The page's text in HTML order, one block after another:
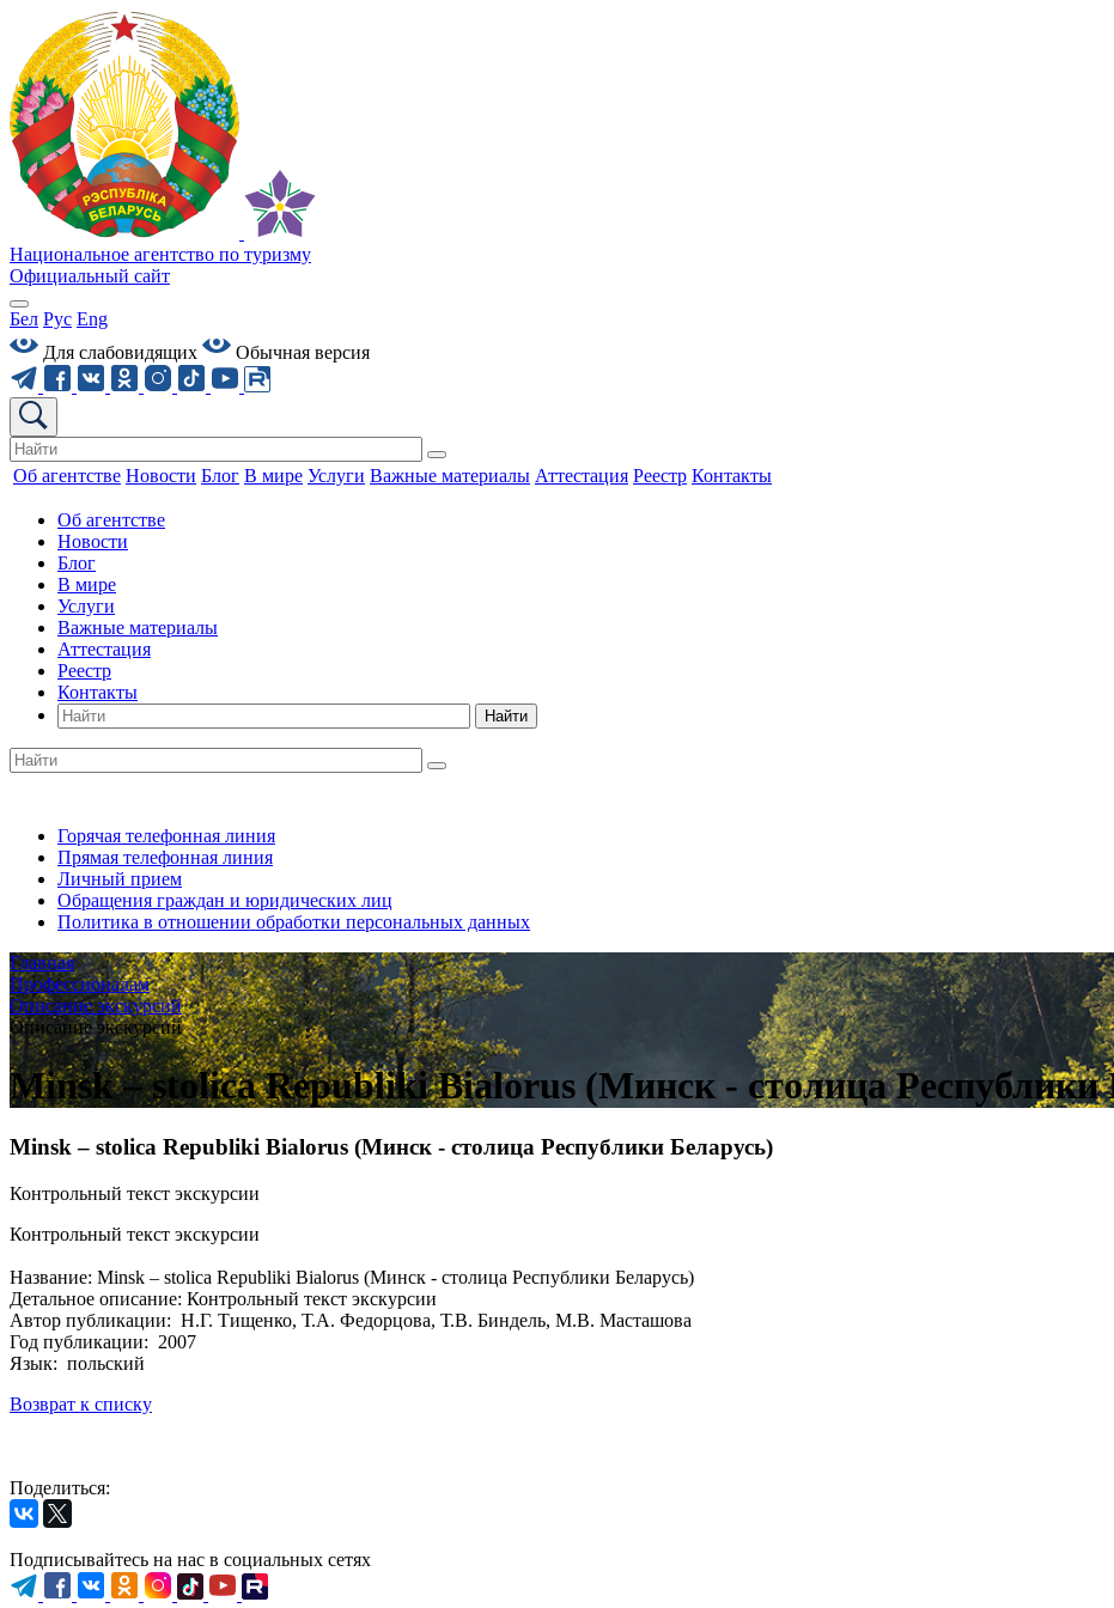
Национальное агентство по туризму
Официальный сайт
Бел Рус Eng
Для слабовидящих
Обычная версия
Об агентстве Новости Блог В мире Услуги Важные материалы Аттестация Реестр Контакты
Об агентстве
Новости
Блог
В мире
Услуги
Важные материалы
Аттестация
Реестр
Контакты
Найти
Горячая телефонная линия
Прямая телефонная линия
Личный прием
Обращения граждан и юридических лиц
Политика в отношении обработки персональных данных
Главная
Профессионалам
Описание экскурсий
Описание экскурсий
Minsk – stolica Republiki Bialorus (Минск - столица Республики
Minsk – stolica Republiki Bialorus (Минск - столица Республики Беларусь)
Контрольный текст экскурсии
Контрольный текст экскурсии
Название: Minsk – stolica Republiki Bialorus (Минск - столица Республики Беларусь)
Детальное описание: Контрольный текст экскурсии
Автор публикации: Н.Г. Тищенко, Т.А. Федорцова, Т.В. Биндель, М.В. Масташова
Год публикации: 2007
Язык: польский
Возврат к списку
Поделиться:
Подписывайтесь на нас в социальных сетях